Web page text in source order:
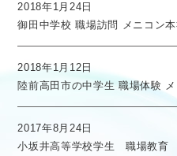
2018年1月24日
御田中学校 職場訪問 メニコン
2018年1月12日
陸前高田市の中学生 職場体験
2017年8月24日
小坂井高等学校学生 職場教育